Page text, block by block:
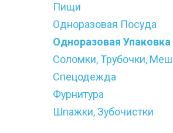
Пищи
Одноразовая Посуда
Одноразовая Упаковка
Соломки, Трубочки,
Спецодежда
Фурнитура
Шпажки, Зубочистки